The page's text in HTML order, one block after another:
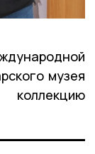
музея